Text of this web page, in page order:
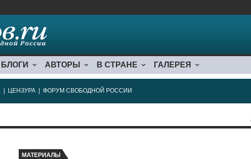
БЛОГИ АВТОРЫ В СТРАНЕ ГАЛЕРЕЯ
ЦЕНЗУРА ФОРУМ СВОБОДНОЙ РОССИИ
МАТЕРИАЛЫ